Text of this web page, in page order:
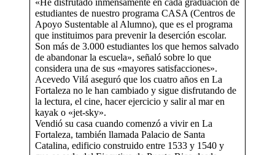
estudiantes de nuestro programa CASA (Centros de
Apoyo Sustentable al Alumno), que es el programa
que instituimos para prevenir la deserción escolar.
Son más de 3.000 estudiantes los que hemos salvado
de abandonar la escuela», señaló sobre lo que
considera una de sus «mayores satisfacciones».
Acevedo Vilá aseguró que los cuatro años en La
Fortaleza no le han cambiado y sigue disfrutando de
la lectura, el cine, hacer ejercicio y salir al mar en
kayak o «jet-sky».
Vendió su casa cuando comenzó a vivir en La
Fortaleza, también llamada Palacio de Santa
Catalina, edificio construido entre 1533 y 1540 y